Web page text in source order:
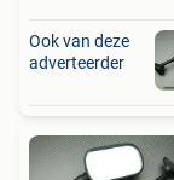
Ook van deze
adverteerder